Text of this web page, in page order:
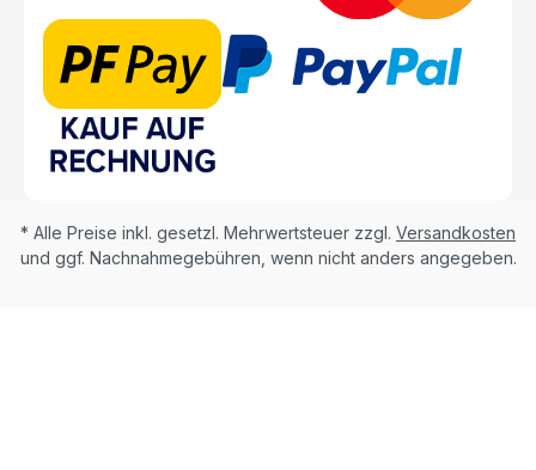
* Alle Preise inkl. gesetzl. Mehrwertsteuer zzgl. Versandkosten
und ggf. Nachnahmegebühren, wenn nicht anders angegeben.